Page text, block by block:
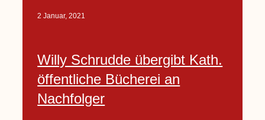
2 Januar, 2021
Willy Schrudde übergibt Kath.
öffentliche Bücherei an
Nachfolger